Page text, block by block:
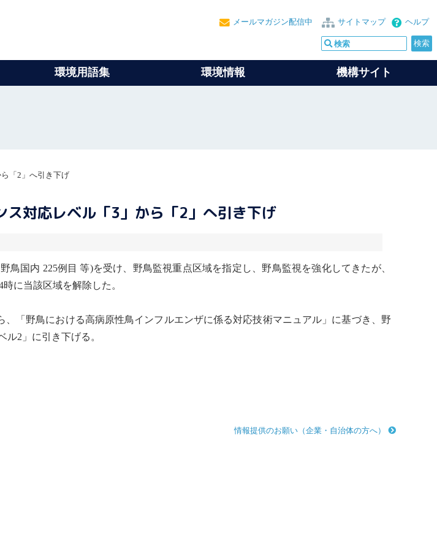
ヘルプ
サイトマップ
メールマガジン配信中
環境用語集 環境情報 機構サイト
「2」へ引き下げ
対応レベル「3」から「2」へ引き下げ
鳥国内 225例目 等)を受け、野鳥監視重点区域を指定し、野鳥監視を強化してきたが、
に当該区域を解除した。
、「野鳥における高病原性鳥インフルエンザに係る対応技術マニュアル」に基づき、野
2」に引き下げる。
情報提供のお願い（企業・自治体の方へ）